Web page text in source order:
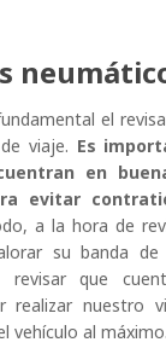
el
viaje. Es
en
evitar
a la hora de
su banda de
revisar que
realizar nuestro
vehículo al máximo.